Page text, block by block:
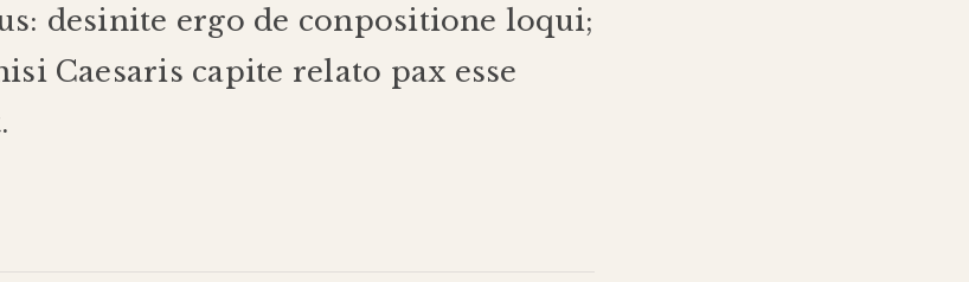
: desinite ergo de conpositione loqui;
Caesaris capite relato pax esse
.